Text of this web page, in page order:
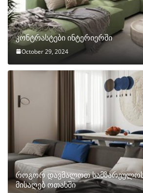
კონტრასტები ინტერიერში
October 29, 2024
როგორ დავმალოთ
მისაღებ ოთახში